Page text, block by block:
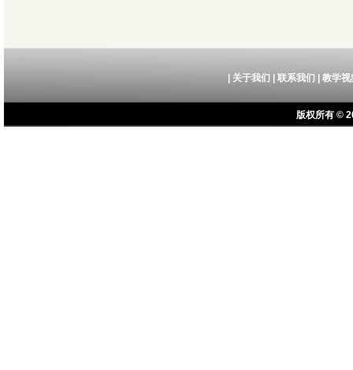
关于我们 联系我们 教学视
版权所有 ©